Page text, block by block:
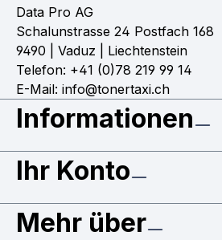
Data Pro AG
Schalunstrasse 24 Postfach 168
9490 | Vaduz | Liechtenstein
Telefon: +41 (0)78 219 99 14
E-Mail: info@tonertaxi.ch
Informationen
Ihr Konto
Mehr über